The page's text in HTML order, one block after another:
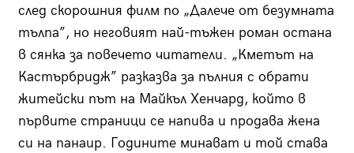
след скорошния филм по „Далече от безумната
тълпа”, но неговият най-тъжен роман остана
в сянка за повечето читатели. „Кметът на
Кастърбридж” разказва за пълния с обрати
житейски път на Майкъл Хенчард, който в
първите страници се напива и продава жена
си на панаир. Годините минават и той става